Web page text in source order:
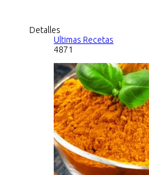
Detalles
Ultimas Recetas
4871